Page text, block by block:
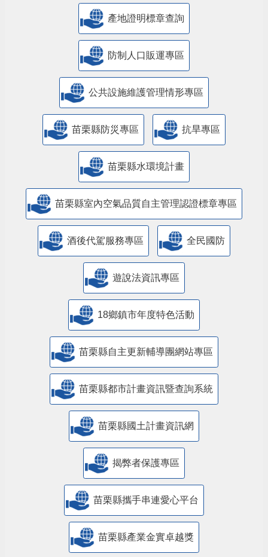
產地證明標章查詢
防制人口販運專區
​公共設施維護管理情形專區
苗栗縣防災專區 抗旱專區
苗栗縣水環境計畫
苗栗縣室內空氣品質自主管理認證標章專區
酒後代駕服務專區 全民國防
遊說法資訊專區
18鄉鎮市年度特色活動
苗栗縣自主更新輔導團網站專區
苗栗縣都市計畫資訊暨查詢系統
苗栗縣國土計畫資訊網
揭弊者保護專區
苗栗縣攜手串連愛心平台
苗栗縣產業金實卓越獎